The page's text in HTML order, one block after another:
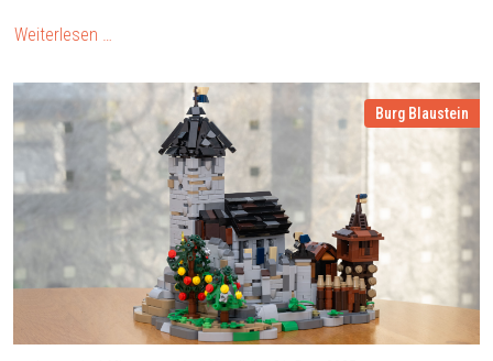
Weiterlesen …
Burg Blaustein